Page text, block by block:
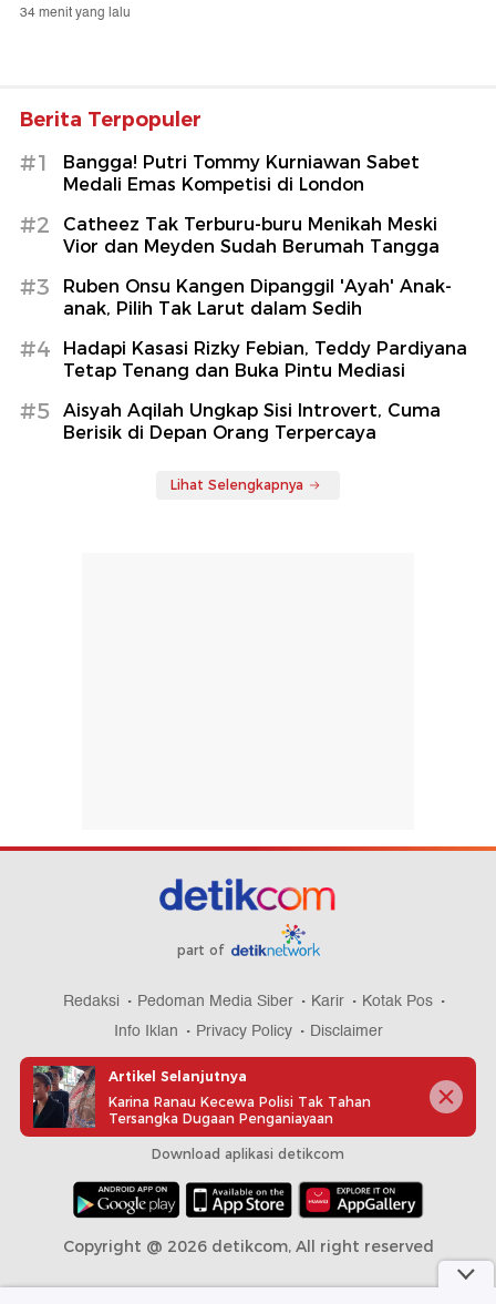
34 menit yang lalu
Berita Terpopuler
#1
Bangga! Putri Tommy Kurniawan Sabet
Medali Emas Kompetisi di London
#2
Catheez Tak Terburu-buru Menikah Meski
Vior dan Meyden Sudah Berumah Tangga
#3
Ruben Onsu Kangen Dipanggil 'Ayah' Anak-
anak, Pilih Tak Larut dalam Sedih
#4
Hadapi Kasasi Rizky Febian, Teddy Pardiyana
Tetap Tenang dan Buka Pintu Mediasi
#5
Aisyah Aqilah Ungkap Sisi Introvert, Cuma
Berisik di Depan Orang Terpercaya
Lihat Selengkapnya
part of
Redaksi Pedoman Media Siber Karir
Kotak Pos
Info Iklan
Privacy Policy Disclaimer
Download aplikasi detikcom
Copyright @ 2026 detikcom, All right reserved
Artikel Selanjutnya
Karina Ranau Kecewa Polisi Tak Tahan
Tersangka Dugaan Penganiayaan